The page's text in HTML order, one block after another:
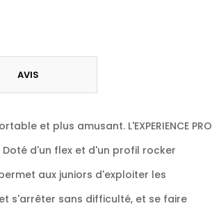
AVIS
et plus amusant. L'EXPERIENCE PRO
d'un flex et d'un profil rocker
permet aux juniors d'exploiter les
s'arrêter sans difficulté, et se faire